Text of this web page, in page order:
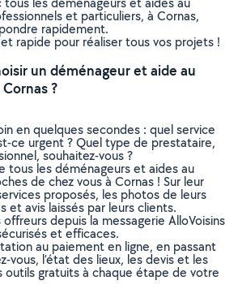
et particuliers, à Cornas,
rapidement.
rapide pour réaliser tous vos projets !
un déménageur et aide au
?
en quelques secondes : quel service
ce urgent ? Quel type de prestataire,
souhaitez-vous ?
tous les déménageurs et aides au
de chez vous à Cornas ! Sur leur
proposés, les photos de leurs
et avis laissés par leurs clients.
depuis la messagerie AlloVoisins
et efficaces.
au paiement en ligne, en passant
vous, l’état des lieux, les devis et les
outils gratuits à chaque étape de votre